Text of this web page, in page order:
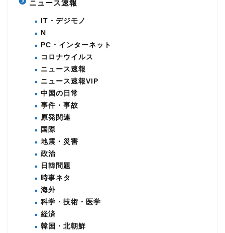
ニュース速報
IT・デジモノ
N
PC・インターネット
コロナウイルス
ニュース速報
ニュース速報VIP
中国の日常
事件・事故
原発関連
国際
地震・災害
政治
日韓問題
時事ネタ
海外
科学・技術・医学
経済
韓国・北朝鮮